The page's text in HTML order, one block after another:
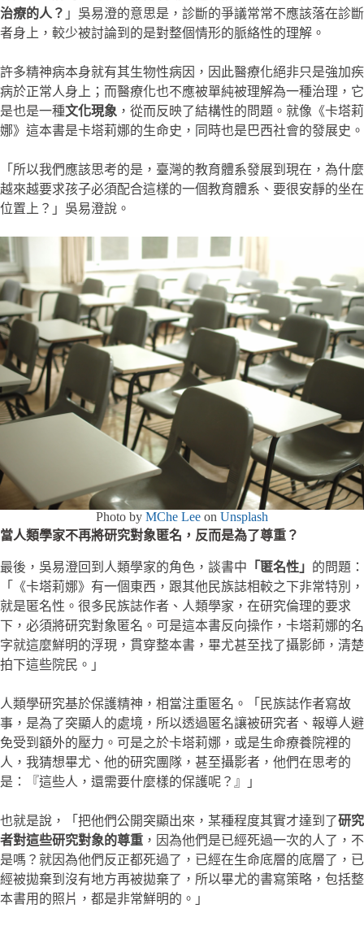
治療的人？ 」吳易澄的意思是，診斷的爭議常常不應該落在診斷
者身上，較少被討論到的是對整個情形的脈絡性的理解。
許多精神病本身就有其生物性病因，因此醫療化絕非只是強加疾
病於正常人身上；而醫療化也不應被單純被理解為一種治理，它
是也是一種文化現象 ，從而反映了結構性的問題。就像《卡塔莉
娜》這本書是卡塔莉娜的生命史，同時也是巴西社會的發展史。
「所以我們應該思考的是，臺灣的教育體系發展到現在，為什麼
越來越要求孩子必須配合這樣的一個教育體系、要很安靜的坐在
位置上？」吳易澄說。
Photo by MChe Lee on Unsplash
當人類學家不再將研究對象匿名，反而是為了尊重？
最後，吳易澄回到人類學家的角色，談書中 「匿名性」 的問題：
「《卡塔莉娜》有一個東西，跟其他民族誌相較之下非常特別，
就是匿名性。很多民族誌作者、人類學家，在研究倫理的要求
下，必須將研究對象匿名。可是這本書反向操作，卡塔莉娜的名
字就這麼鮮明的浮現，貫穿整本書，畢尤甚至找了攝影師，清楚
拍下這些院民。」
人類學研究基於保護精神，相當注重匿名。「民族誌作者寫故
事，是為了突顯人的處境，所以透過匿名讓被研究者、報導人避
免受到額外的壓力。可是之於卡塔莉娜，或是生命療養院裡的
人，我猜想畢尤、他的研究團隊，甚至攝影者，他們在思考的
是：『這些人，還需要什麼樣的保護呢？』」
也就是說，「把他們公開突顯出來，某種程度其實才達到了研究
者對這些研究對象的尊重 ，因為他們是已經死過一次的人了，不
是嗎？就因為他們反正都死過了，已經在生命底層的底層了，已
經被拋棄到沒有地方再被拋棄了，所以畢尤的書寫策略，包括整
本書用的照片，都是非常鮮明的。」